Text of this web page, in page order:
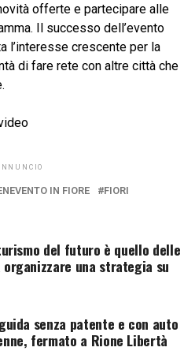
offerte e partecipare alle
Il successo dell’evento
l’interesse crescente per la
di fare rete con altre città che
IN FIORE
FIORI
del futuro è quello delle
una strategia su
senza patente e con auto
fermato a Rione Libertà